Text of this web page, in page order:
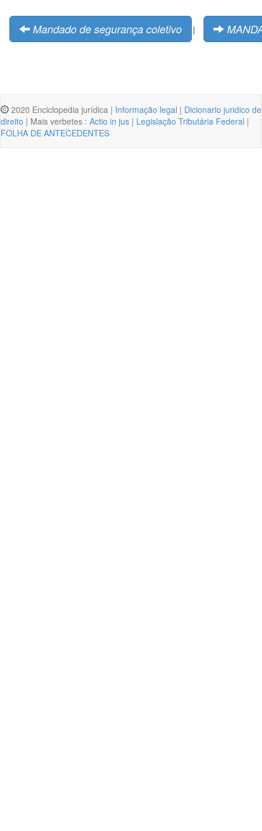
Mandado de segurança coletivo |
2020 Enciclopedia jurídica | Informação legal | Dicionario juridico de
direito | Mais verbetes : Actio in jus | Legislação Tributária Federal |
FOLHA DE ANTECEDENTES